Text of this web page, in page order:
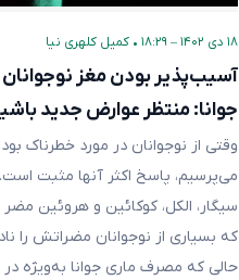
۱۸ دی ۱۴۰۲ – ۱۸:۲۹ •کمیل کلهری نیا
آسیب‌پذیر بودن مغز
جوانا: منتظر عوارض جدید
وقتی از نوجوانان در مورد خطرناک
می‌پرسیم، پاسخ اکثر آنها مثبت
سیگار، الکل، کوکائین و هروئین
که بسیاری از نوجوانان مضراتش را
حالی که مصرف ماری جوانا به‌ویژه